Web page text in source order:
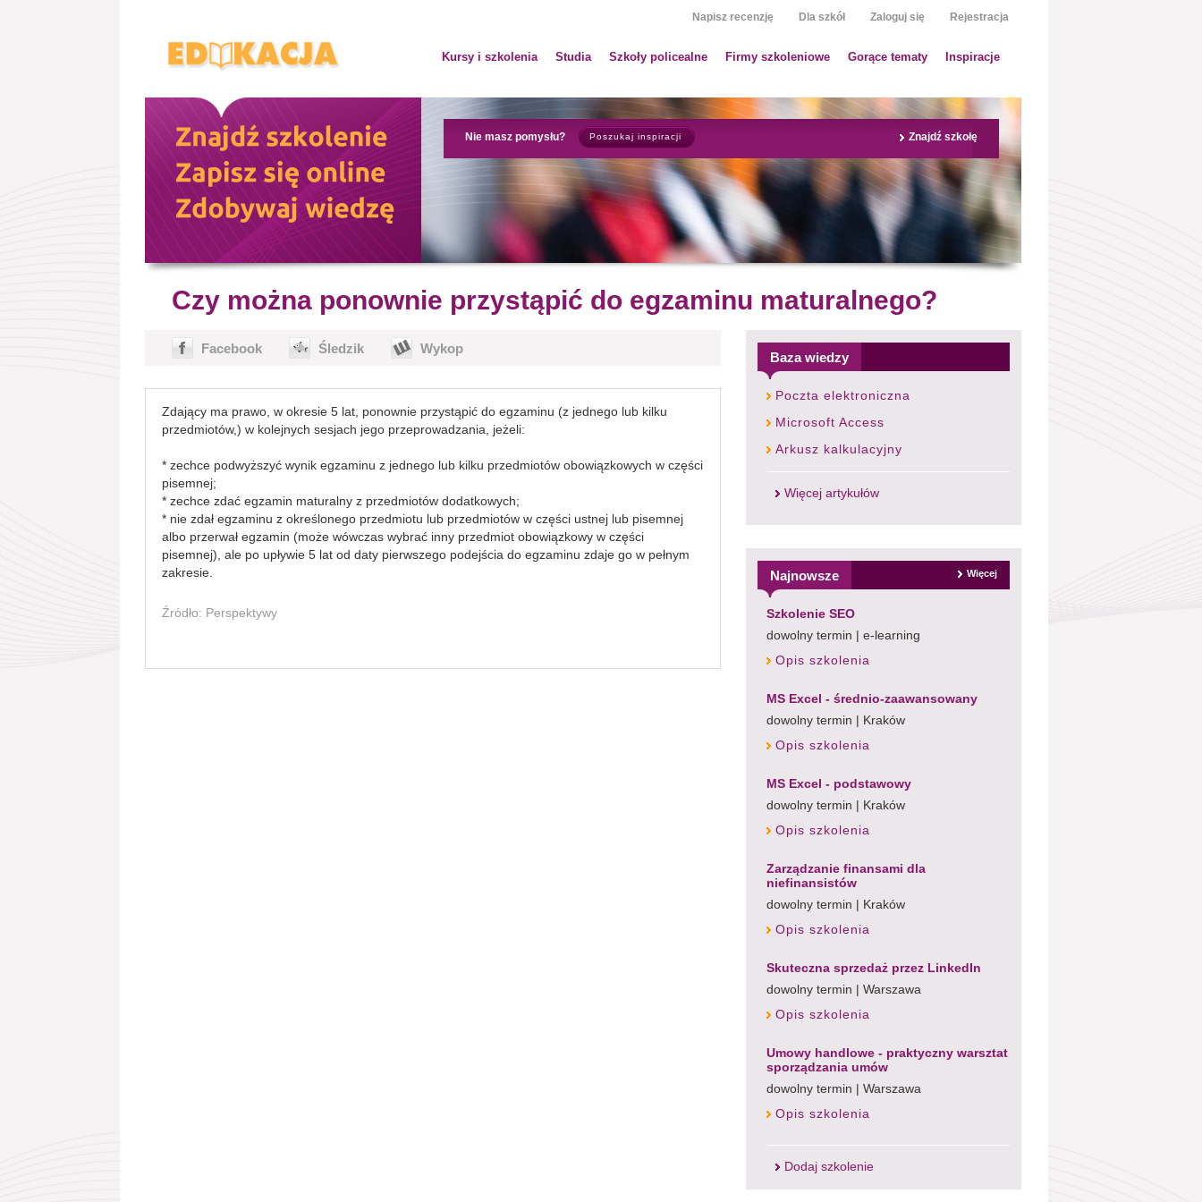
Napisz recenzję Dla szkół Zaloguj się Rejestracja
Kursy i szkolenia Studia Szkoły policealne Firmy szkoleniowe Gorące tematy Inspiracje
Znajdź szkołę
Nie masz pomysłu? Poszukaj inspiracji
Czy można ponownie przystąpić do egzaminu maturalnego?
Baza wiedzy
Poczta elektroniczna
Microsoft Access
Arkusz kalkulacyjny
Więcej artykułów
Więcej
Najnowsze
Szkolenie SEO
dowolny termin | e-learning
Opis szkolenia
MS Excel - średnio-zaawansowany
dowolny termin | Kraków
Opis szkolenia
MS Excel - podstawowy
dowolny termin | Kraków
Opis szkolenia
Zarządzanie finansami dla
niefinansistów
dowolny termin | Kraków
Opis szkolenia
Skuteczna sprzedaż przez LinkedIn
dowolny termin | Warszawa
Opis szkolenia
Umowy handlowe - praktyczny warsztat
sporządzania umów
dowolny termin | Warszawa
Opis szkolenia
Dodaj szkolenie
Facebook Śledzik Wykop
Zdający ma prawo, w okresie 5 lat, ponownie przystąpić do egzaminu (z jednego lub kilku
przedmiotów,) w kolejnych sesjach jego przeprowadzania, jeżeli:
* zechce podwyższyć wynik egzaminu z jednego lub kilku przedmiotów obowiązkowych w części
pisemnej;
* zechce zdać egzamin maturalny z przedmiotów dodatkowych;
* nie zdał egzaminu z określonego przedmiotu lub przedmiotów w części ustnej lub pisemnej
albo przerwał egzamin (może wówczas wybrać inny przedmiot obowiązkowy w części
pisemnej), ale po upływie 5 lat od daty pierwszego podejścia do egzaminu zdaje go w pełnym
zakresie.
Źródło: Perspektywy